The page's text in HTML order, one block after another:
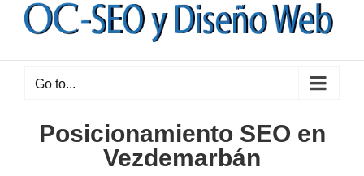
Go to...
Posicionamiento SEO en
Vezdemarbán